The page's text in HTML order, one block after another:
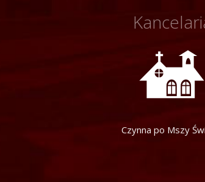
Czynna po Mszy